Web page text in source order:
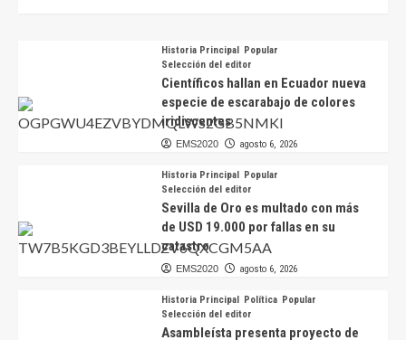
Historia Principal
Popular
Selección del editor
Científicos hallan en Ecuador nueva
especie de escarabajo de colores
iridiscentes
EMS2020 agosto 6, 2026
Historia Principal
Popular
Selección del editor
Sevilla de Oro es multado con más
de USD 19.000 por fallas en su
catastro
EMS2020 agosto 6, 2026
Historia Principal Política Popular
Selección del editor
Asambleísta presenta proyecto de